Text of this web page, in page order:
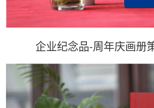
企业纪念品-周年庆画册